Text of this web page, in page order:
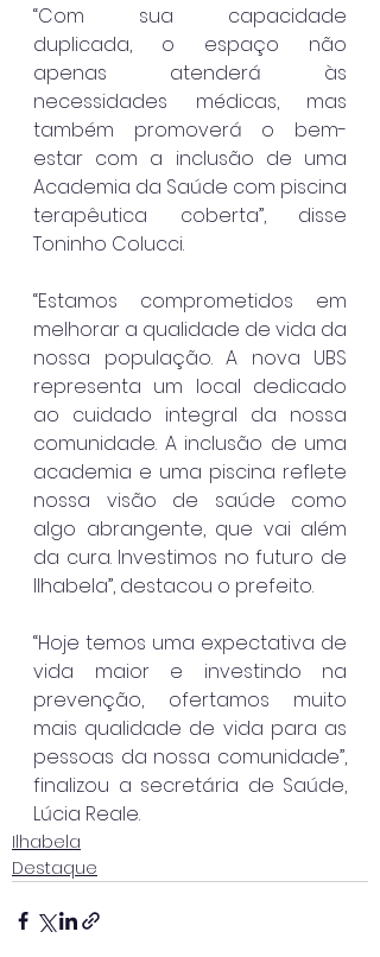
“Com sua capacidade
duplicada, o espaço não
apenas atenderá às
necessidades médicas, mas
também promoverá o bem-
estar com a inclusão de uma
Academia da Saúde com piscina
terapêutica coberta”, disse
Toninho Colucci.
“Estamos comprometidos em
melhorar a qualidade de vida da
nossa população. A nova UBS
representa um local dedicado
ao cuidado integral da nossa
comunidade. A inclusão de uma
academia e uma piscina reflete
nossa visão de saúde como
algo abrangente, que vai além
da cura. Investimos no futuro de
Ilhabela”, destacou o prefeito.
“Hoje temos uma expectativa de
vida maior e investindo na
prevenção, ofertamos muito
mais qualidade de vida para as
pessoas da nossa comunidade”,
finalizou a secretária de Saúde,
Lúcia Reale.
Ilhabela
Destaque